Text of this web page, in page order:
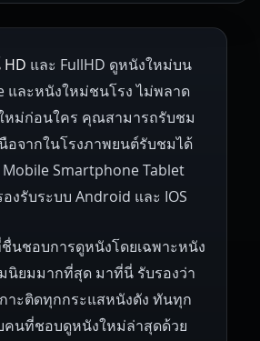
1941 1940 1939
1930 1928 1916
Russia Poland
Denmark Bulgaria
Brazil Turkey
และ FullHD ดูหนังใหม่บน
และหนังใหม่ชนโรง ไม่พลาด
หม่ก่อนใคร คุณสามารถรับชม
อจากในโรงภาพยนต์รับชมได้
Smartphone Tablet
งรับระบบ Android และ IOS
นชอบการดูหนังโดยเฉพาะหนัง
นิยมมากที่สุด มาที่นี่ รับรองว่า
าะติดทุกกระแสหนังดัง ทันทุก
คนที่ชอบดูหนังใหม่ล่าสุดด้วย